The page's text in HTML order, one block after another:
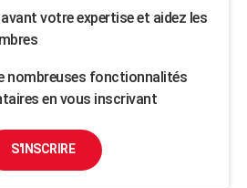
votre expertise et aidez les
nombreuses fonctionnalités
en vous inscrivant
S'INSCRIRE